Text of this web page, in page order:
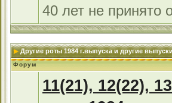
40 лет не принято
Другие роты 1984 г.выпуска и другие
Форум
11(21), 12(22),